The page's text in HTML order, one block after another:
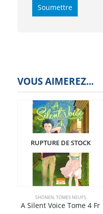
VOUS AIMEREZ...
RUPTURE DE STOCK
SHONEN,TOMES NEUFS
A Silent Voice Tome 4 Fr